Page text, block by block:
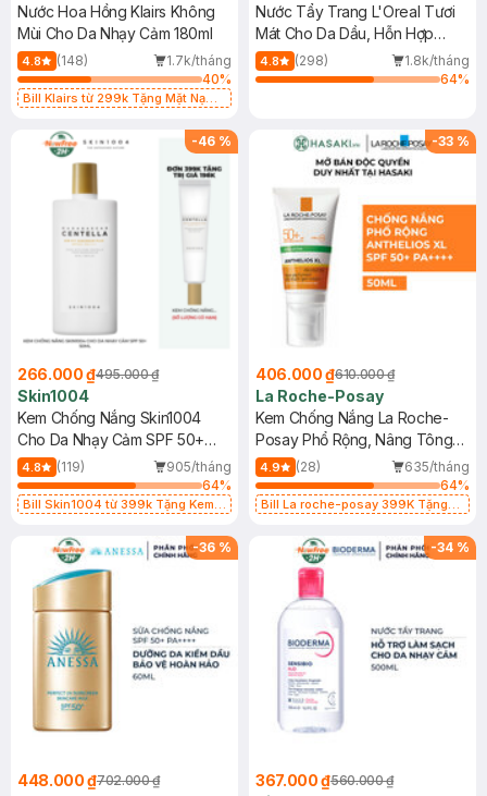
Nước Hoa Hồng Klairs Không
Mùi Cho Da Nhạy Cảm 180ml
4.8 (148)
1.7k/tháng
40%
Bill Klairs từ 299k Tặng Mặt Nạ
25ml (SL Có Hạn)
Nước Tẩy Trang L'Oreal Tươi
Mát Cho Da Dầu, Hỗn Hợp
400ml
4.8 (298)
1.8k/tháng
64%
-46 %
266.000 ₫495.000 ₫
Skin1004
Kem Chống Nắng Skin1004
Cho Da Nhạy Cảm SPF 50+
50ml
4.8 (119)
905/tháng
64%
Bill Skin1004 từ 399k Tặng Kem
SPF 50+ 20ml (SL Có Hạn)
-33 %
406.000 ₫610.000 ₫
La Roche-Posay
Kem Chống Nắng La Roche-
Posay Phổ Rộng, Nâng Tông
Kiềm Dầu 50ml
4.9 (28)
635/tháng
64%
Bill La roche-posay 399K Tặng
(SL có hạn)
-36 %
448.000 ₫702.000 ₫
-34 %
367.000 ₫560.000 ₫